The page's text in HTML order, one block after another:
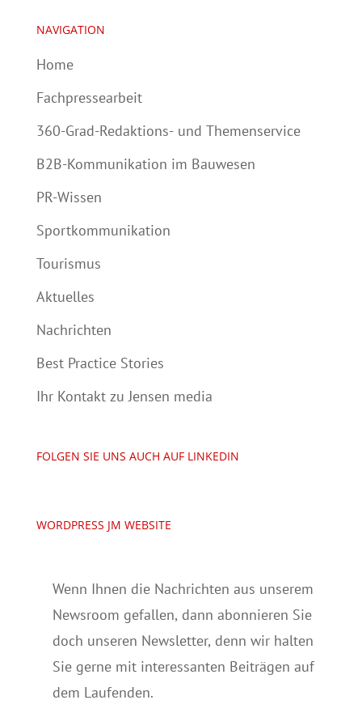
NAVIGATION
Home
Fachpressearbeit
360-Grad-Redaktions- und Themenservice
B2B-Kommunikation im Bauwesen
PR-Wissen
Sportkommunikation
Tourismus
Aktuelles
Nachrichten
Best Practice Stories
Ihr Kontakt zu Jensen media
FOLGEN SIE UNS AUCH AUF LINKEDIN
WORDPRESS JM WEBSITE
Wenn Ihnen die Nachrichten aus unserem
Newsroom gefallen, dann abonnieren Sie
doch unseren Newsletter, denn wir halten
Sie gerne mit interessanten Beiträgen auf
dem Laufenden.